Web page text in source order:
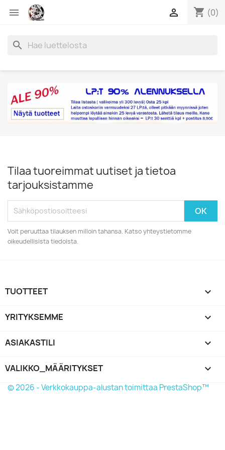
 shopping_cart (0)

search
Tilaa tuoreimmat uutiset ja tietoa
tarjouksistamme
Voit peruuttaa tilauksen milloin tahansa. Katso yhteystietomme
oikeudellisista tiedoista.
TUOTTEET 
YRITYKSEMME 
ASIAKASTILI 
VALIKKO_MÄÄRITYKSET keyboard_arrow_down
© 2026 - Verkkokauppa-alustan toimittaa PrestaShop™